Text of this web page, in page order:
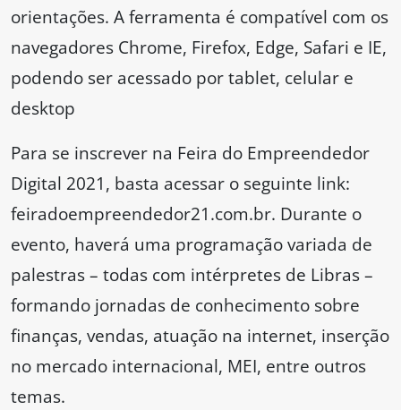
orientações. A ferramenta é compatível com os
navegadores Chrome, Firefox, Edge, Safari e IE,
podendo ser acessado por tablet, celular e
desktop
Para se inscrever na Feira do Empreendedor
Digital 2021, basta acessar o seguinte link:
feiradoempreendedor21.com.br. Durante o
evento, haverá uma programação variada de
palestras – todas com intérpretes de Libras –
formando jornadas de conhecimento sobre
finanças, vendas, atuação na internet, inserção
no mercado internacional, MEI, entre outros
temas.